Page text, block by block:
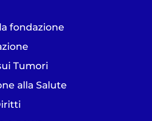
fondazione
Tumori
alla Salute